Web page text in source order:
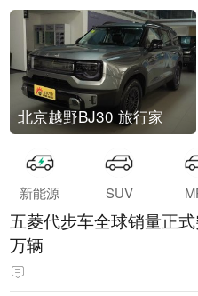
北京越野BJ30 旅行家
新能源 SUV
五菱代步车全球销量正
万辆